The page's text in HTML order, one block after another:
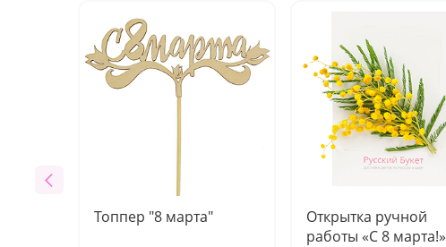
Топпер "8 марта"
Открытка ручной
работы «С 8 марта!»